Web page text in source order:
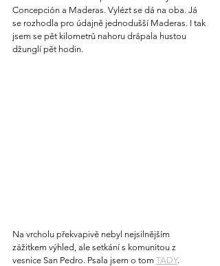
Concepción a Maderas. Vylézt se dá na oba. Já
se rozhodla pro údajně jednodušší Maderas. I tak
jsem se pět kilometrů nahoru drápala hustou
džunglí pět hodin.
Na vrcholu překvapivě nebyl nejsilnějším
zážitkem výhled, ale setkání s komunitou z
vesnice San Pedro. Psala jsem o tom TADY.